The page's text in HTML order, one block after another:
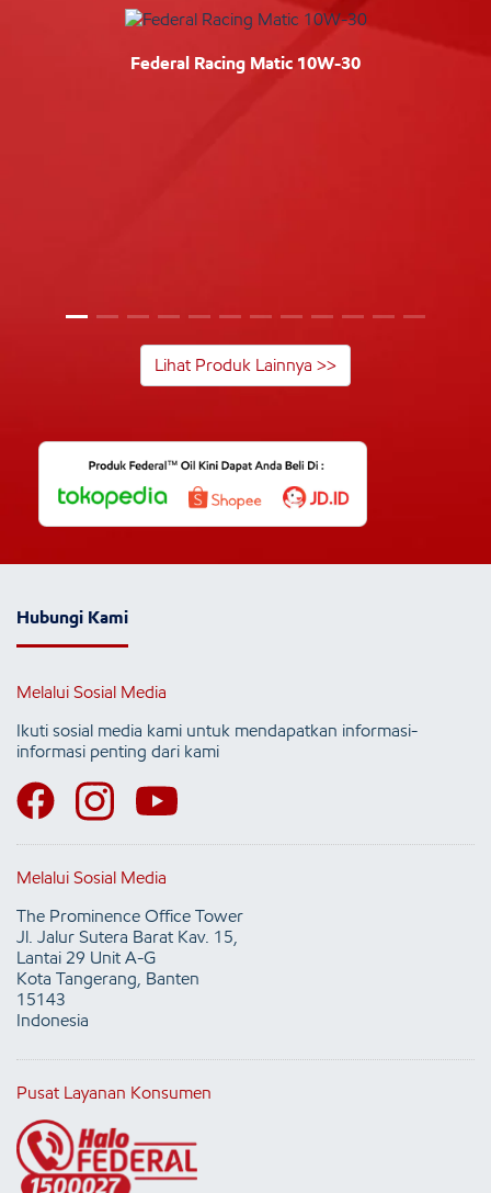
Federal Racing Matic 10W-30
Lihat Produk Lainnya >>
Hubungi Kami
Melalui Sosial Media
Ikuti sosial media kami untuk mendapatkan informasi-
informasi penting dari kami
Melalui Sosial Media
The Prominence Office Tower
Jl. Jalur Sutera Barat Kav. 15,
Lantai 29 Unit A-G
Kota Tangerang, Banten
15143
Indonesia
Pusat Layanan Konsumen